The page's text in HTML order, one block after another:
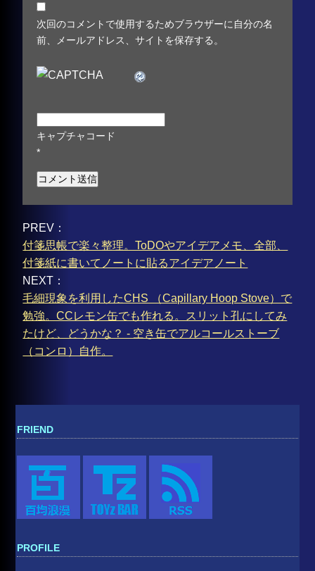
次回のコメントで使用するためブラウザーに自分の名
前、メールアドレス、サイトを保存する。
キャプチャコード
*
PREV：
付箋思帳で楽々整理。ToDOやアイデアメモ、全部、
付箋紙に書いてノートに貼るアイデアノート
NEXT：
毛細現象を利用したCHS （Capillary Hoop Stove）で
勉強。CCレモン缶でも作れる。スリット孔にしてみ
たけど、どうかな？ - 空き缶でアルコールストーブ
（コンロ）自作。
FRIEND
PROFILE